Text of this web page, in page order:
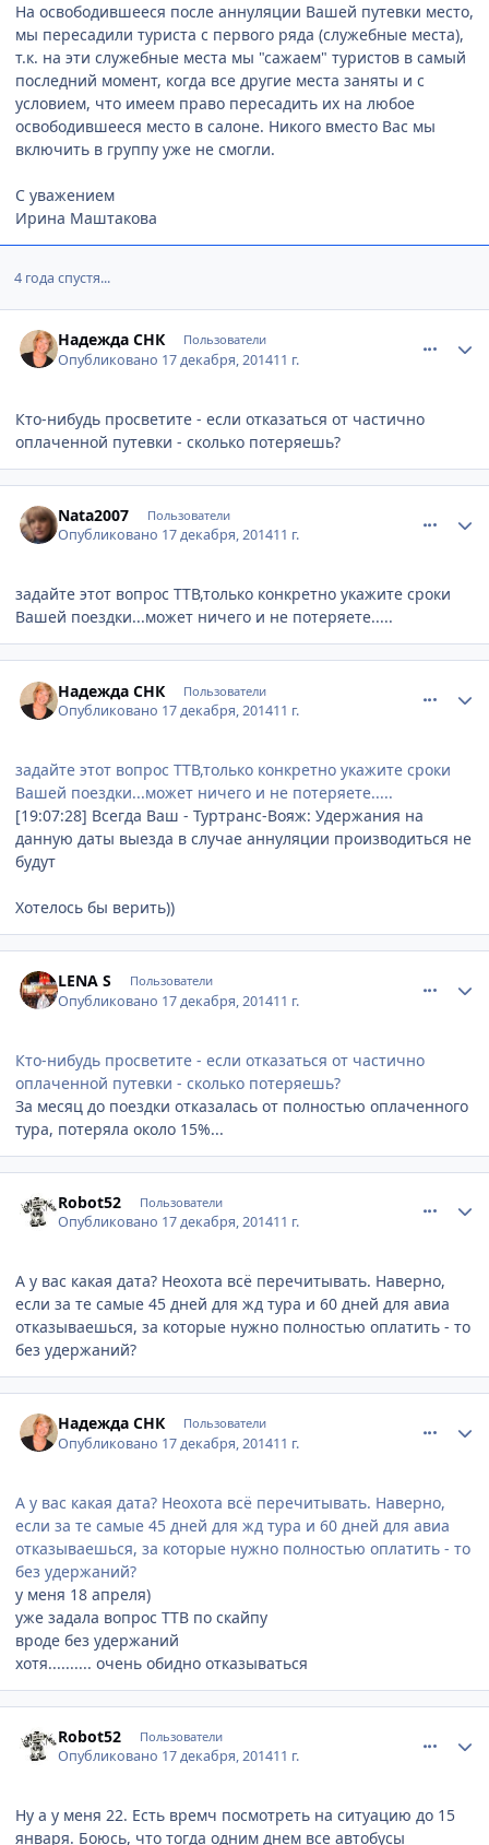
На освободившееся после аннуляции Вашей путевки место,
мы пересадили туриста с первого ряда (служебные места),
т.к. на эти служебные места мы "сажаем" туристов в самый
последний момент, когда все другие места заняты и с
условием, что имеем право пересадить их на любое
освободившееся место в салоне. Никого вместо Вас мы
включить в группу уже не смогли.
С уважением
Ирина Маштакова
4 года спустя...
Надежда СНК Пользователи
Опубликовано 17 декабря, 201411 г.
Кто-нибудь просветите - если отказаться от частично
оплаченной путевки - сколько потеряешь?
Nata2007 Пользователи
Опубликовано 17 декабря, 201411 г.
задайте этот вопрос ТТВ,только конкретно укажите сроки
Вашей поездки...может ничего и не потеряете.....
Надежда СНК Пользователи
Опубликовано 17 декабря, 201411 г.
задайте этот вопрос ТТВ,только конкретно укажите сроки
Вашей поездки...может ничего и не потеряете.....
[19:07:28] Всегда Ваш - Туртранс-Вояж: Удержания на
данную даты выезда в случае аннуляции производиться не
будут
Хотелось бы верить))
LENA S Пользователи
Опубликовано 17 декабря, 201411 г.
Кто-нибудь просветите - если отказаться от частично
оплаченной путевки - сколько потеряешь?
За месяц до поездки отказалась от полностью оплаченного
тура, потеряла около 15%...
Robot52 Пользователи
Опубликовано 17 декабря, 201411 г.
А у вас какая дата? Неохота всё перечитывать. Наверно,
если за те самые 45 дней для жд тура и 60 дней для авиа
отказываешься, за которые нужно полностью оплатить - то
без удержаний?
Надежда СНК Пользователи
Опубликовано 17 декабря, 201411 г.
А у вас какая дата? Неохота всё перечитывать. Наверно,
если за те самые 45 дней для жд тура и 60 дней для авиа
отказываешься, за которые нужно полностью оплатить - то
без удержаний?
у меня 18 апреля)
уже задала вопрос ТТВ по скайпу
вроде без удержаний
хотя.......... очень обидно отказываться
Robot52 Пользователи
Опубликовано 17 декабря, 201411 г.
Ну а у меня 22. Есть времч посмотреть на ситуацию до 15
января. Боюсь, что тогда одним днем все автобусы